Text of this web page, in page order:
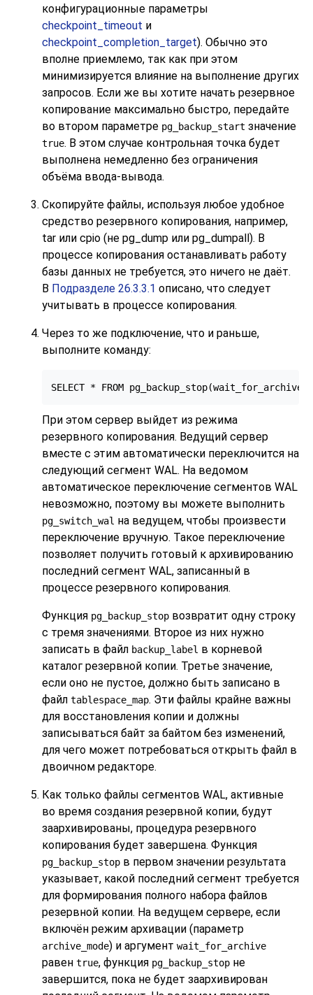
конфигурационные параметры
checkpoint_timeout и
checkpoint_completion_target). Обычно это
вполне приемлемо, так как при этом
минимизируется влияние на выполнение других
запросов. Если же вы хотите начать резервное
копирование максимально быстро, передайте
во втором параметре pg_backup_start значение
true. В этом случае контрольная точка будет
выполнена немедленно без ограничения
объёма ввода-вывода.
Скопируйте файлы, используя любое удобное
средство резервного копирования, например,
tar или cpio (не pg_dump или pg_dumpall ). В
процессе копирования останавливать работу
базы данных не требуется, это ничего не даёт.
В Подразделе 26.3.3.1 описано, что следует
учитывать в процессе копирования.
Через то же подключение, что и раньше,
выполните команду:
SELECT * FROM
При этом сервер выйдет из режима
резервного копирования. Ведущий сервер
вместе с этим автоматически переключится на
следующий сегмент WAL. На ведомом
автоматическое переключение сегментов WAL
невозможно, поэтому вы можете выполнить
pg_switch_wal на ведущем, чтобы произвести
переключение вручную. Такое переключение
позволяет получить готовый к архивированию
последний сегмент WAL, записанный в
процессе резервного копирования.
Функция pg_backup_stop возвратит одну строку
с тремя значениями. Второе из них нужно
записать в файл backup_label в корневой
каталог резервной копии. Третье значение,
если оно не пустое, должно быть записано в
файл tablespace_map. Эти файлы крайне важны
для восстановления копии и должны
записываться байт за байтом без изменений,
для чего может потребоваться открыть файл в
двоичном редакторе.
Как только файлы сегментов WAL, активные
во время создания резервной копии, будут
заархивированы, процедура резервного
копирования будет завершена. Функция
pg_backup_stop в первом значении результата
указывает, какой последний сегмент требуется
для формирования полного набора файлов
резервной копии. На ведущем сервере, если
включён режим архивации (параметр
archive_mode) и аргумент wait_for_archive
равен true, функция pg_backup_stop не
завершится, пока не будет заархивирован